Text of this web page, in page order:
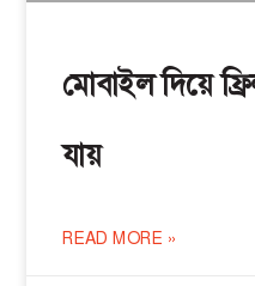
মোবাইল দিয়ে
যায়
READ MORE »